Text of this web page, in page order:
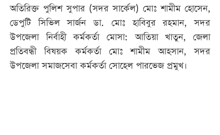
অতিরিক্ত পুলিশ সুপার (সদর সার্কেল) মোঃ শামীম হোসেন,
ডেপুটি সিভিল সার্জন ডা. মোঃ হাবিবুর রহমান, সদর
উপজেলা নির্বাহী কর্মকর্তা মোসা: আতিয়া খাতুন, জেলা
প্রতিবন্ধী বিষয়ক কর্মকর্তা মোঃ শামীম আহসান, সদর
উপজেলা সমাজসেবা কর্মকর্তা সোহেল পারভেজ প্রমুখ।